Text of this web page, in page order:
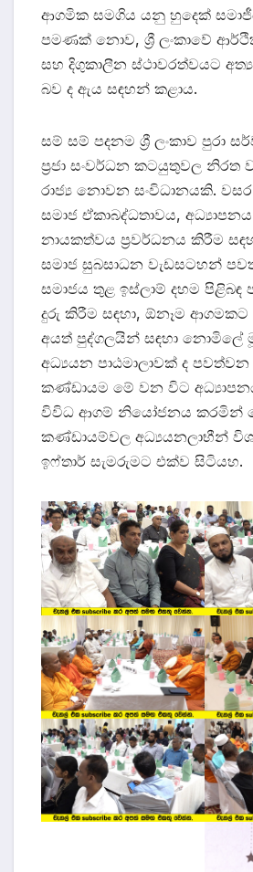
ආගමික සමගිය යනු හුදෙක්
පමණක් නොව, ශ්‍රී ලංකාවේ
සහ දිගුකාලීන ස්ථාවරත්වයට
බව ද ඇය සඳහන් කළාය.
සම් සම් පදනම ශ්‍රී ලංකාව පුරා
ප්‍රජා සංවර්ධන කටයුතුවල නිරත
රාජ්‍ය නොවන සංවිධානයකි.
සමාජ ඒකාබද්ධතාවය,
නායකත්වය ප්‍රවර්ධනය කිරීම
සමාජ සුබසාධන වැඩසටහන්
සමාජය තුළ ඉස්ලාම් දහම පිළිබඳ
දුරු කිරීම සඳහා, ඕනෑම
අයත් පුද්ගලයින් සඳහා නොමිලේ
අධ්‍යයන පාඨමාලාවක් ද
කණ්ඩායම මේ වන විට
විවිධ ආගම් නියෝජනය කරමින්
කණ්ඩායම්වල අධ්‍යයනලාභීන්
ඉෆ්තාර් සැමරුමට එක්ව සිටියහ.